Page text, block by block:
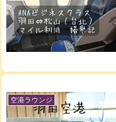
空港ラウンジ